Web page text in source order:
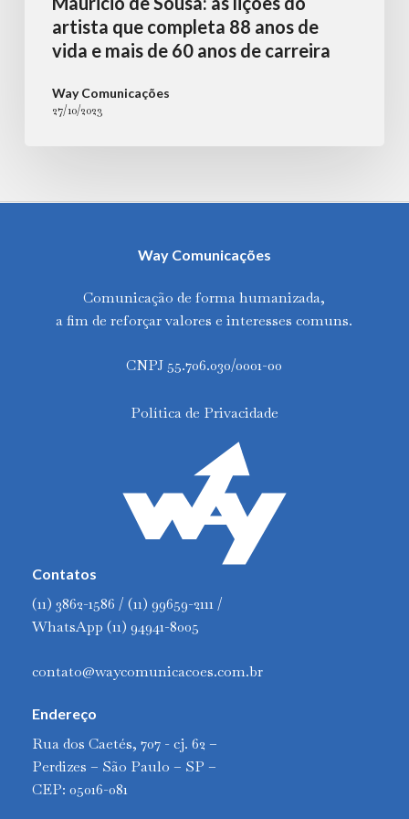
artista que completa 88 anos de
vida e mais de 60 anos de carreira
Way Comunicações
27/10/2023
Way Comunicações
Comunicação de forma humanizada,
a fim de reforçar valores e interesses comuns.
CNPJ 55.706.030/0001-00
Política de Privacidade
Contatos
(11) 3862-1586 / (11) 99659-2111 /
WhatsApp (11) 94941-8005
contato@waycomunicacoes.com.br
Endereço
Rua dos Caetés, 707 - cj. 62 –
Perdizes – São Paulo – SP –
CEP: 05016-081